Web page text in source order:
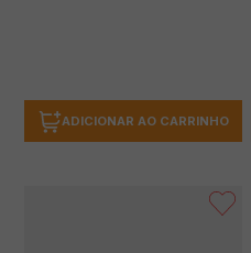
ADICIONAR AO CARRINHO